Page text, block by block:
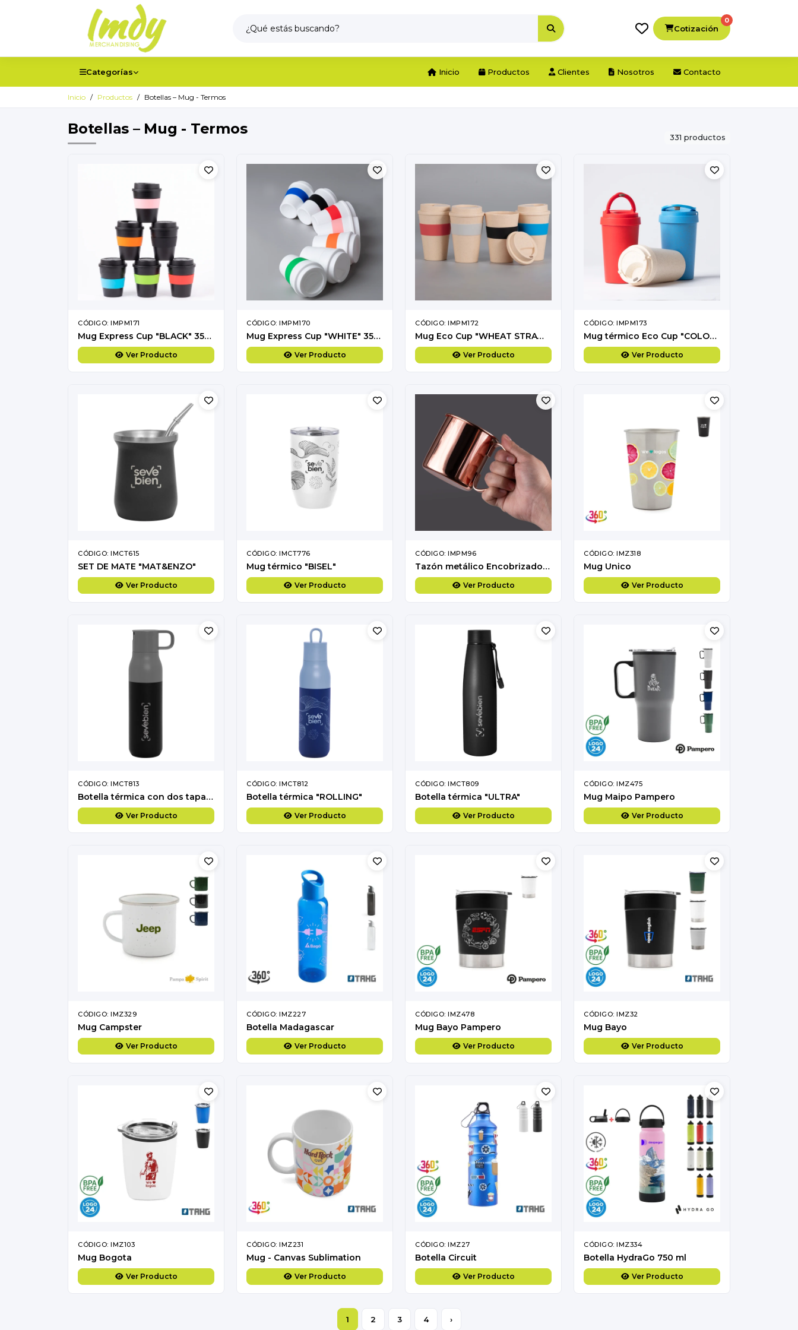
Cotización
0
Categorías Inicio Productos Clientes Nosotros Contacto
Inicio Productos Botellas – Mug - Termos
Botellas – Mug - Termos
331 productos
CÓDIGO: IMPM171
Mug Express Cup "BLACK" 356cc con banda silicona
Ver Producto
CÓDIGO: IMPM170
Mug Express Cup "WHITE" 356cc con banda silicona
Ver Producto
CÓDIGO: IMPM172
Mug Eco Cup "WHEAT STRAW" 355cc con banda silicona
Ver Producto
CÓDIGO: IMPM173
Mug térmico Eco Cup "COLOR WHEAT" 360cc
Ver Producto
CÓDIGO: IMCT615
SET DE MATE "MAT&ENZO"
Ver Producto
CÓDIGO: IMCT776
Mug térmico "BISEL"
Ver Producto
CÓDIGO: IMPM96
Tazón metálico Encobrizado "COPPER" 1/2 L
Ver Producto
CÓDIGO: IMZ318
Mug Unico
Ver Producto
CÓDIGO: IMCT813
Botella térmica con dos tapas "ROLLING TOP"
Ver Producto
CÓDIGO: IMCT812
Botella térmica "ROLLING"
Ver Producto
CÓDIGO: IMCT809
Botella térmica "ULTRA"
Ver Producto
CÓDIGO: IMZ475
Mug Maipo Pampero
Ver Producto
CÓDIGO: IMZ329
Mug Campster
Ver Producto
CÓDIGO: IMZ227
Botella Madagascar
Ver Producto
CÓDIGO: IMZ478
Mug Bayo Pampero
Ver Producto
CÓDIGO: IMZ32
Mug Bayo
Ver Producto
CÓDIGO: IMZ103
Mug Bogota
Ver Producto
CÓDIGO: IMZ231
Mug - Canvas Sublimation
Ver Producto
CÓDIGO: IMZ27
Botella Circuit
Ver Producto
CÓDIGO: IMZ334
Botella HydraGo 750 ml
Ver Producto
1 2 3 4 ›